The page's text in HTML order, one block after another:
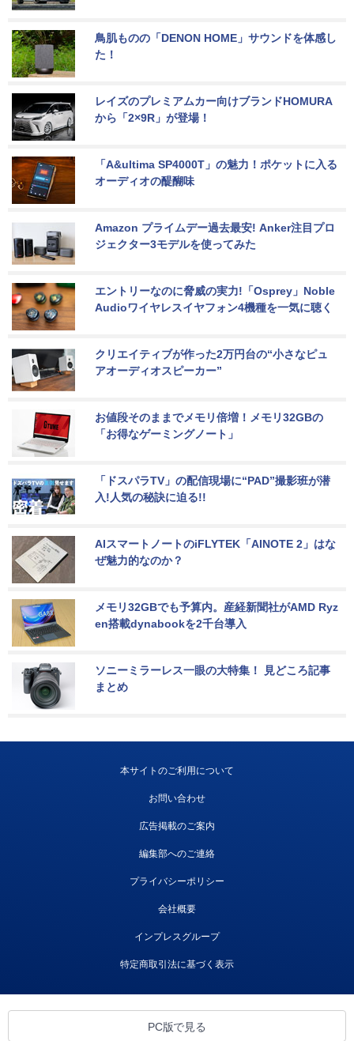
鳥肌ものの「DENON HOME」サウンドを体感し
た！
レイズのプレミアムカー向けブランドHOMURA
から「2×9R」が登場！
「A&ultima SP4000T」の魅力！ポケットに入る
オーディオの醍醐味
Amazon プライムデー過去最安! Anker注目プロ
ジェクター3モデルを使ってみた
エントリーなのに脅威の実力!「Osprey」Noble
Audioワイヤレスイヤフォン4機種を一気に聴く
クリエイティブが作った2万円台の“小さなピュ
アオーディオスピーカー”
お値段そのままでメモリ倍増！メモリ32GBの
「お得なゲーミングノート」
「ドスパラTV」の配信現場に“PAD”撮影班が潜
入!人気の秘訣に迫る!!
AIスマートノートのiFLYTEK「AINOTE 2」はな
ぜ魅力的なのか？
メモリ32GBでも予算内。産経新聞社がAMD Ryz
en搭載dynabookを2千台導入
ソニーミラーレス一眼の大特集！ 見どころ記事
まとめ
本サイトのご利用について
お問い合わせ
広告掲載のご案内
編集部へのご連絡
プライバシーポリシー
会社概要
インプレスグループ
特定商取引法に基づく表示
PC版で見る